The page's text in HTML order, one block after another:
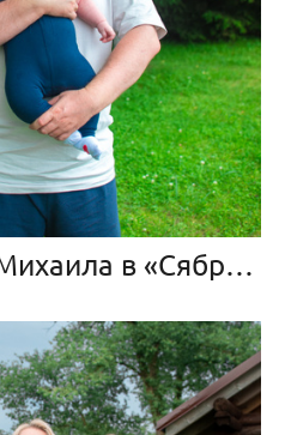
День Рождения Михаила в «Сябрах»